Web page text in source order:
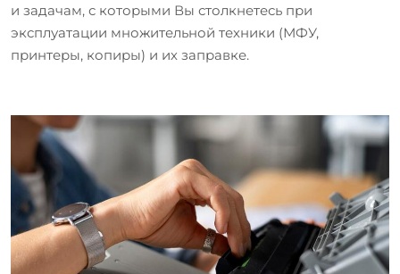
и задачам, с которыми Вы столкнетесь при
эксплуатации множительной техники (МФУ,
принтеры, копиры) и их заправке.